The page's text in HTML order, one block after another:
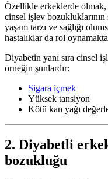
Özellikle erkeklerde olmak,
cinsel işlev bozukluklarının
yaşam tarzı ve sağlığı
hastalıklar da rol
Diyabetin yanı sıra cinsel
örneğin şunlardır:
Sigara içmek
Yüksek tansiyon
Kötü kan yağı
2. Diyabetli
bozukluğu